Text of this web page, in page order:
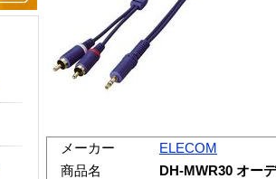
メーカー
ELECOM
商品名
DH-MWR30 オー